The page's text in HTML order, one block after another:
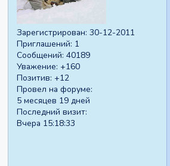
Зарегистрирован: 30-12-2011
Приглашений: 1
Сообщений: 40189
Уважение: +160
Позитив: +12
Провел на форуме:
5 месяцев 19 дней
Последний визит:
Вчера 15:18:33